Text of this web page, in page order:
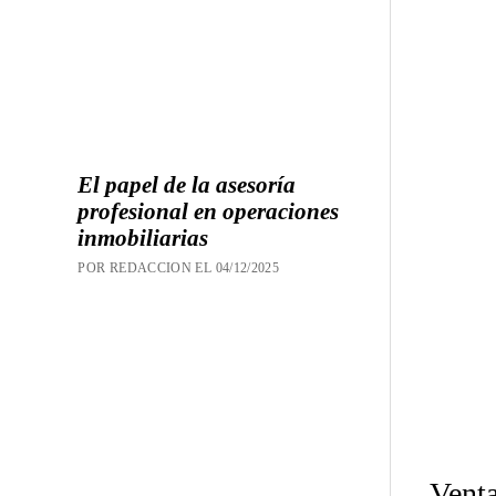
El papel de la asesoría
profesional en operaciones
inmobiliarias
POR REDACCION EL 04/12/2025